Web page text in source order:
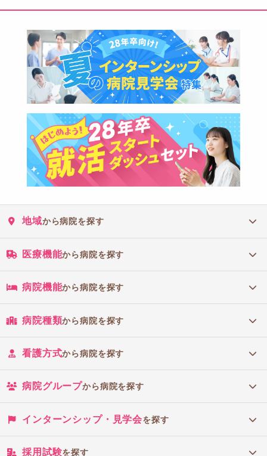
地域から病院を探す
医療機能から病院を探す
病院機能から病院を探す
病院種類から病院を探す
看護方式から病院を探す
病院グループから病院を探す
インターンシップ・見学会を探す
採用試験を探す